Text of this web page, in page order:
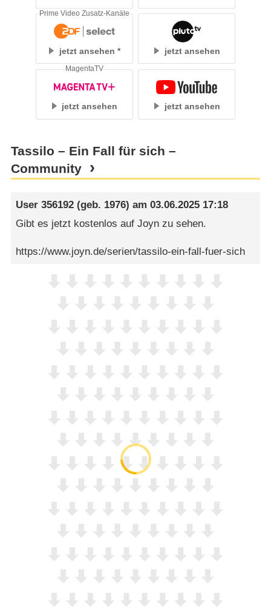
jetzt ansehen
Prime Video Zusatz-Kanäle
jetzt ansehen
jetzt ansehen
MagentaTV
jetzt ansehen
Tassilo – Ein Fall für sich –
Community
User 356192 (geb. 1976) am03.06.2025 17:18
Gibt es jetzt kostenlos auf Joyn zu sehen.
https://www.joyn.de/serien/tassilo-ein-fall-fuer-sich